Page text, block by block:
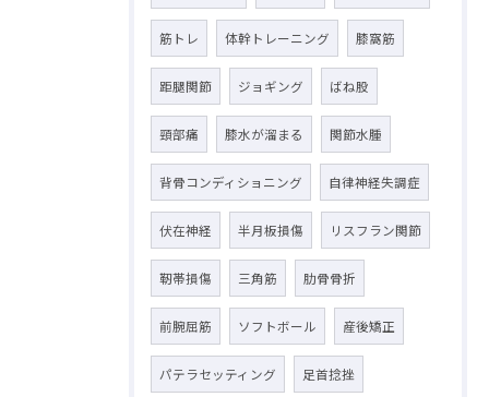
筋トレ 体幹トレーニング 膝窩筋
距腿関節 ジョギング ばね股
頸部痛 膝水が溜まる 関節水腫
背骨コンディショニング 自律神経失調症
伏在神経 半月板損傷 リスフラン関節
靭帯損傷 三角筋 肋骨骨折
前腕屈筋 ソフトボール 産後矯正
パテラセッティング 足首捻挫